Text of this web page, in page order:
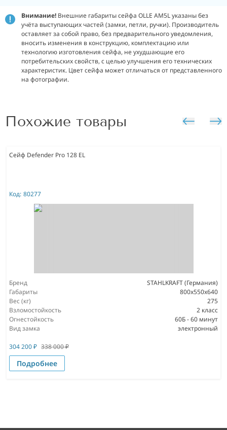
Внимание! Внешние габариты сейфа OLLE AM5L указаны без
учёта выступающих частей (замки, петли, ручки). Производитель
оставляет за собой право, без предварительного уведомления,
вносить изменения в конструкцию, комплектацию или
технологию изготовления сейфа, не ухудшающие его
потребительских свойств, с целью улучшения его технических
характеристик. Цвет сейфа может отличаться от представленного
на фотографии.
Похожие товары
Сейф Defender Pro 128 EL
Код: 80277
Бренд
STAHLKRAFT (Германия)
Габариты
800x550x640
Вес (кг)
275
Взломостойкость
2 класс
Огнестойкость
60Б - 60 минут
Вид замка
электронный
304 200₽ 338 000₽
Подробнее